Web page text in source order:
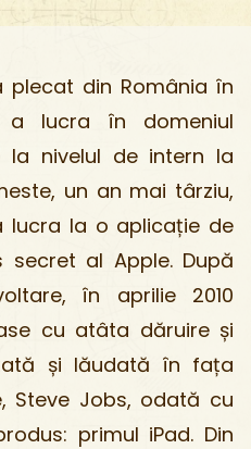
plecat din România în
lucra în domeniul
la nivelul de intern la
un an mai târziu,
lucra la o aplicație de
al Apple. După
în aprilie 2010
cu atâta dăruire și
și lăudată în fața
Steve Jobs, odată cu
primul iPad. Din